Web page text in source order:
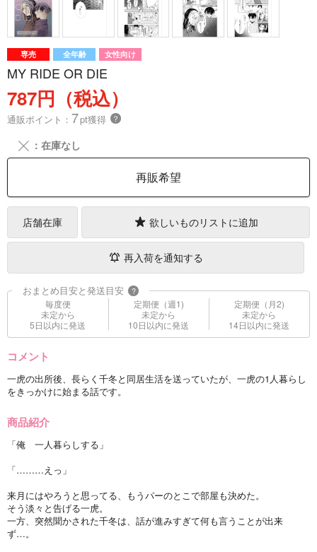
専売 全年齢 女性向け
MY RIDE OR DIE
787円（税込）
通販ポイント： 7pt獲得 ？
╳ ：在庫なし
再販希望
店舗在庫 欲しいものリストに追加
再入荷を通知する
おまとめ目安と発送目安 ?
毎度便
未定から
5日以内に発送
定期便（週1)
未定から
10日以内に発送
定期便（月2)
未定から
14日以内に発送
コメント
一虎の出所後、長らく千冬と同居生活を送っていたが、一虎の1人暮らし
をきっかけに始まる話です。
商品紹介
「俺 一人暮らしする」
「………えっ」
来月にはやろうと思ってる、もうパーのとこで部屋も決めた。
そう淡々と告げる一虎。
一方、突然聞かされた千冬は、話が進みすぎて何も言うことが出来
ず…。